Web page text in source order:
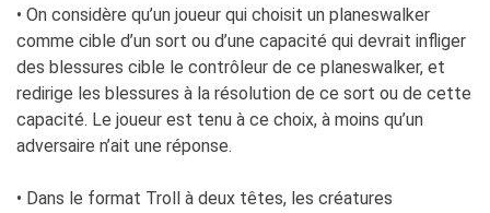
• On considère qu’un joueur qui choisit un planeswalker
comme cible d’un sort ou d’une capacité qui devrait infliger
des blessures cible le contrôleur de ce planeswalker, et
redirige les blessures à la résolution de ce sort ou de cette
capacité. Le joueur est tenu à ce choix, à moins qu’un
adversaire n’ait une réponse.
• Dans le format Troll à deux têtes, les créatures